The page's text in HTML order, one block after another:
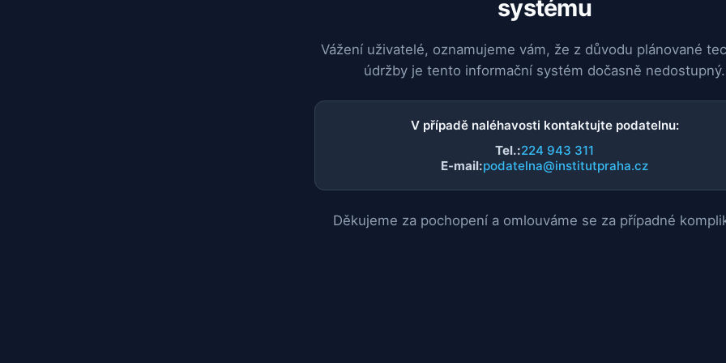
systému
Vážení uživatelé, oznamujeme vám, že z důvodu plánované
údržby je tento informační systém dočasně nedostupný.
V případě naléhavosti kontaktujte podatelnu:
Tel.:224 943 311
E-mail:podatelna@institutpraha.cz
Děkujeme za pochopení a omlouváme se za případné